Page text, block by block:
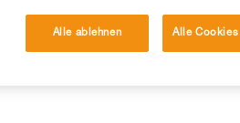
Licht (Wellenlänge zwischen 450
Alle ablehnen Alle Cookies